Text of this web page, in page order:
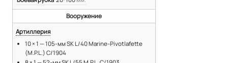
Вооружение
Артиллерия
10 × 1 — 105-мм SK L/40 Marine-Pivotlafette
(M.P.L.) C/1904